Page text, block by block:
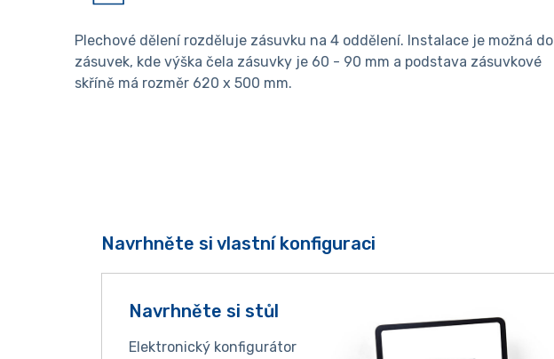
Plechové dělení rozděluje zásuvku na 4 oddělení. Instalace je možná do
zásuvek, kde výška čela zásuvky je 60 - 90 mm a podstava zásuvkové
skříně má rozměr 620 x 500 mm.
Navrhněte si vlastní konfiguraci
Navrhněte si stůl
Elektronický konfigurátor